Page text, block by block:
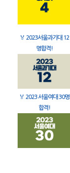
🏅 2023서울과기대 12
명합격!
🏅 2023 서울여대 30명
합격!